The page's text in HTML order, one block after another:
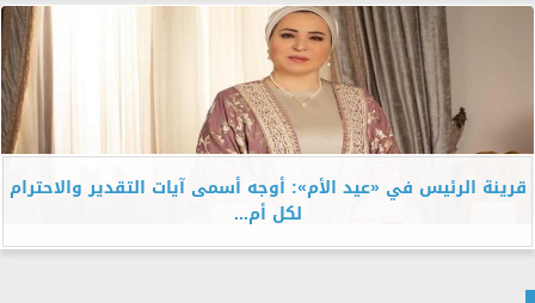
قرينة الرئيس في «عيد الأم»: أوجه أسمى آيات التقدير والاحترام
لكل أم...